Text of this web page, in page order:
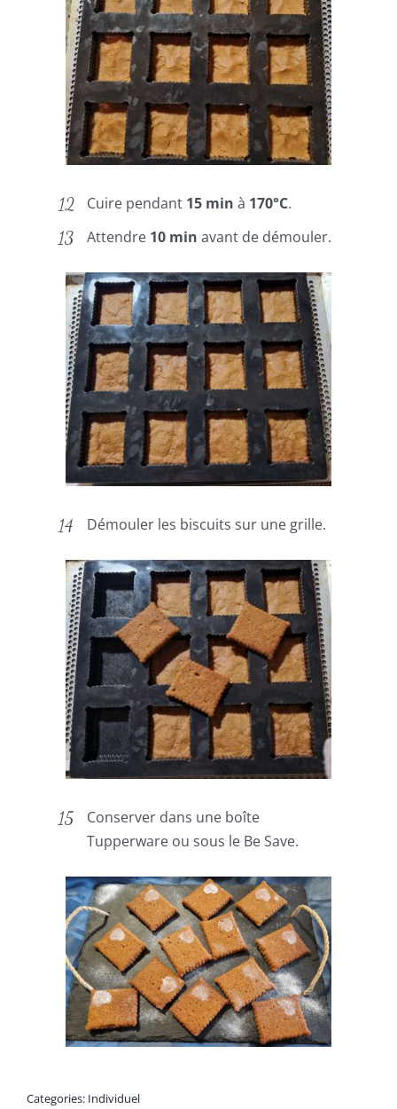
Cuire pendant 15 min à 170°C.
Attendre 10 min avant de démouler.
Démouler les biscuits sur une grille.
Conserver dans une boîte
Tupperware ou sous le Be Save.
Categories: Individuel